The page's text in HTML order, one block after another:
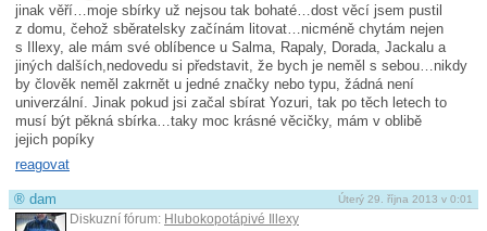
jinak věří…moje sbírky už nejsou tak bohaté…dost věcí jsem pustil
z domu, čehož sběratelsky začínám litovat…nicméně chytám nejen
s Illexy, ale mám své oblíbence u Salma, Rapaly, Dorada, Jackalu a
jiných dalších,nedovedu si představit, že bych je neměl s sebou…nikdy
by člověk neměl zakrnět u jedné značky nebo typu, žádná není
univerzální. Jinak pokud jsi začal sbírat Yozuri, tak po těch letech to
musí být pěkná sbírka…taky moc krásné věcičky, mám v oblibě
jejich popíky
reagovat
Úterý 29. října 2013 v 0:01
® dam
Diskuzní fórum: Hlubokopotápivé Illexy